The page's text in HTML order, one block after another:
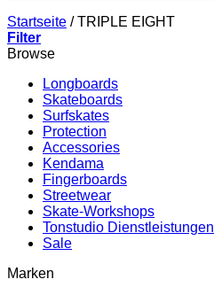
Startseite /TRIPLE EIGHT
Filter
Browse
Longboards
Skateboards
Surfskates
Protection
Accessories
Kendama
Fingerboards
Streetwear
Skate-Workshops
Tonstudio Dienstleistungen
Sale
Marken